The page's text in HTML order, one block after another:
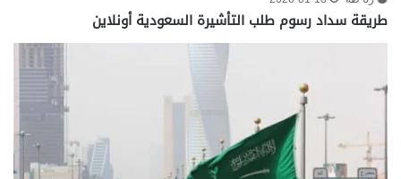
طريقة سداد رسوم طلب التأشيرة السعودية أونلاين